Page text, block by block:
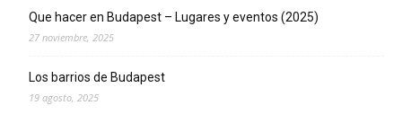
Que hacer en Budapest – Lugares y eventos (2025)
27 noviembre, 2025
Los barrios de Budapest
19 agosto, 2025